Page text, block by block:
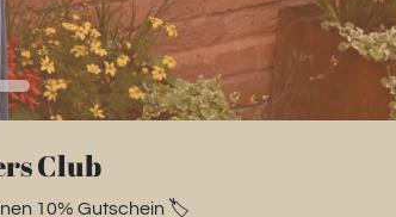
Club
10% Gutschein 🏷️